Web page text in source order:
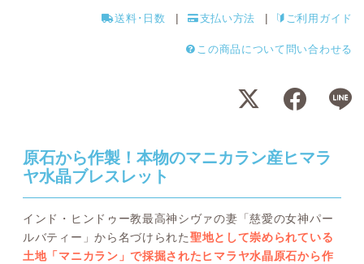
送料･日数 支払い方法 ご利用ガイド
この商品について問い合わせる
原石から作製！本物のマニカラン産ヒマラ
ヤ水晶ブレスレット
インド・ヒンドゥー教最高神シヴァの妻「慈愛の女神パー
ルバティー」から名づけられた聖地として崇められている
土地「マニカラン」で採掘されたヒマラヤ水晶原石から作